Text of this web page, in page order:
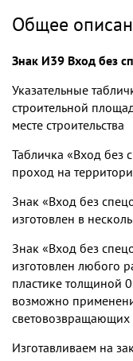
Общее
Знак И39 Вход без
Указательные
строительной
месте строительства
Табличка «Вход без
проход на
Знак «Вход без
изготовлен в
Знак «Вход без
изготовлен любого
пластике толщиной
возможно
световозвращающих
Изготавливаем на